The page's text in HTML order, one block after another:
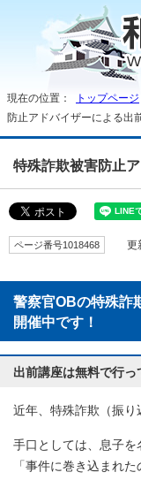
現在の位置： トップページ
防止アドバイザーによる出
特殊詐欺被害防止
ページ番号1018468 更
警察官OBの特殊詐
開催中です！
出前講座は無料で行
近年、特殊詐欺（振り
手口としては、息子を
「事件に巻き込まれ